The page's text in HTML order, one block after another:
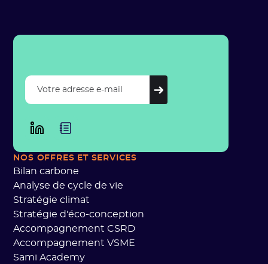
NOS OFFRES ET SERVICES
Bilan carbone
Analyse de cycle de vie
Stratégie climat
Stratégie d'éco-conception
Accompagnement CSRD
Accompagnement VSME
Sami Academy